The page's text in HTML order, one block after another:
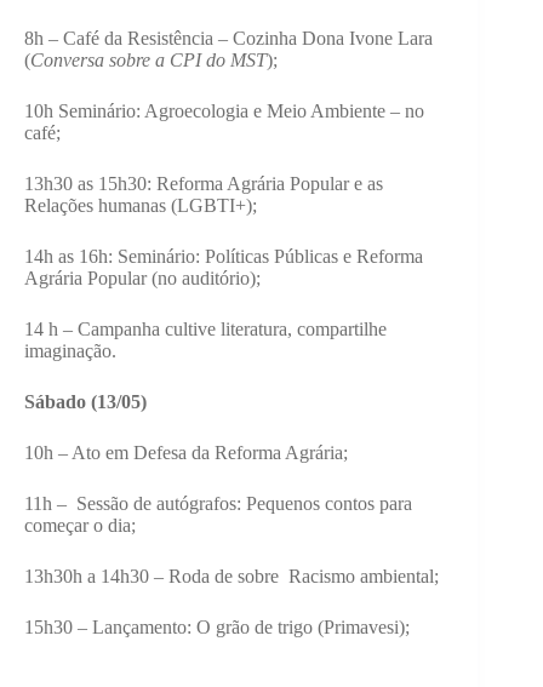
8h – Café da Resistência – Cozinha Dona Ivone Lara
(Conversa sobre a CPI do MST);
10h Seminário: Agroecologia e Meio Ambiente – no
café;
13h30 as 15h30: Reforma Agrária Popular e as
Relações humanas (LGBTI+);
14h as 16h: Seminário: Políticas Públicas e Reforma
Agrária Popular (no auditório);
14 h – Campanha cultive literatura, compartilhe
imaginação.
Sábado (13/05)
10h – Ato em Defesa da Reforma Agrária;
11h – Sessão de autógrafos: Pequenos contos para
começar o dia;
13h30h a 14h30 – Roda de sobre Racismo ambiental;
15h30 – Lançamento: O grão de trigo (Primavesi);